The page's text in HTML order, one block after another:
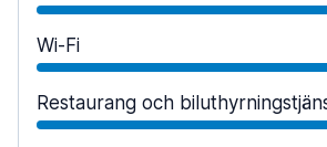
Wi-Fi
Restaurang och